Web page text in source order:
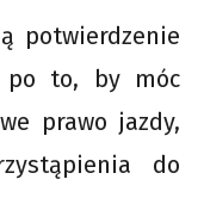
potwierdzenie
po to, by móc
prawo jazdy,
do